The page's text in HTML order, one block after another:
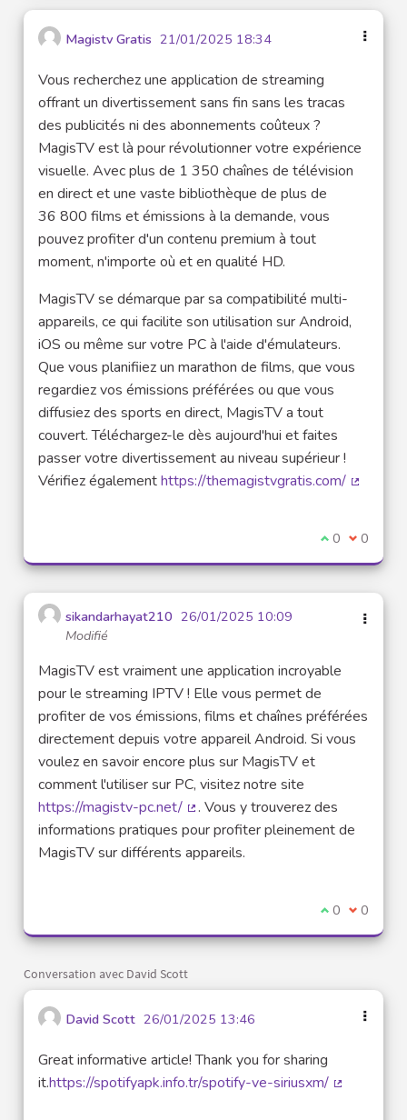
Magistv Gratis 21/01/2025 18:34
Vous recherchez une application de streaming
offrant un divertissement sans fin sans les tracas
des publicités ni des abonnements coûteux ?
MagisTV est là pour révolutionner votre expérience
visuelle. Avec plus de 1 350 chaînes de télévision
en direct et une vaste bibliothèque de plus de
36 800 films et émissions à la demande, vous
pouvez profiter d'un contenu premium à tout
moment, n'importe où et en qualité HD.
MagisTV se démarque par sa compatibilité multi-
appareils, ce qui facilite son utilisation sur Android,
iOS ou même sur votre PC à l'aide d'émulateurs.
Que vous planifiiez un marathon de films, que vous
regardiez vos émissions préférées ou que vous
diffusiez des sports en direct, MagisTV a tout
couvert. Téléchargez-le dès aujourd'hui et faites
passer votre divertissement au niveau supérieur !
Vérifiez égalementhttps://themagistvgratis.com/
Je suis
0 Je ne
0
sikandarhayat210 26/01/2025 10:09
Modifié
MagisTV est vraiment une application incroyable
pour le streaming IPTV ! Elle vous permet de
profiter de vos émissions, films et chaînes préférées
directement depuis votre appareil Android. Si vous
voulez en savoir encore plus sur MagisTV et
comment l'utiliser sur PC, visitez notre site
https://magistv-pc.net/
(Lien externe)
. Vous y trouverez des
informations pratiques pour profiter pleinement de
MagisTV sur différents appareils.
Je suis
0 Je ne
0
Conversation avec David Scott
David Scott 26/01/2025 13:46
Great informative article! Thank you for sharing
it.https://spotifyapk.info.tr/spotify-ve-siriusxm/